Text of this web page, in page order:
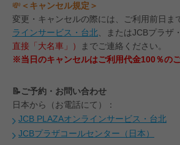
💸 ＜キャンセル規定＞
変更・キャンセルの際には、ご利用前日ま
ラインサービス・台北 、またはJCBプラザ
直接「大名車」）
までご連絡ください。
※当日のキャンセルはご利用代金100％の
📝ご予約・お問い合わせ
日本から（お電話にて）：
JCB PLAZAオンラインサービス・台北
JCBプラザコールセンター（日本）